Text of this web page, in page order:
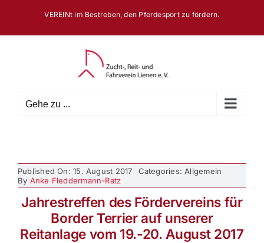
springen
VEREINt im Bestreben, den Pferdesport zu fördern.
Gehe zu ...
Published On: 15. August 2017
Categories: Allgemein
By Anke Fleddermann-Ratz
Jahrestreffen des Fördervereins für
Border Terrier auf unserer
Reitanlage vom 19.-20. August 2017